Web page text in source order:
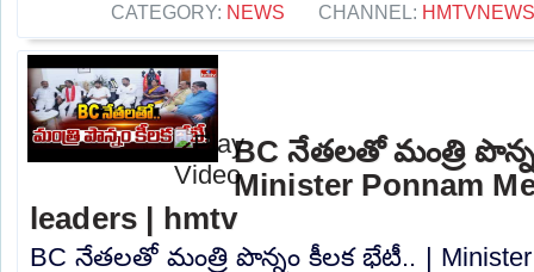
CATEGORY: NEWS CHANNEL: HMTVNEWS
BC నేతలతో మంత్రి
Minister Ponnam
leaders | hmtv
BC నేతలతో మంత్రి పొన్నం కీలక భేటీ.. | Minister